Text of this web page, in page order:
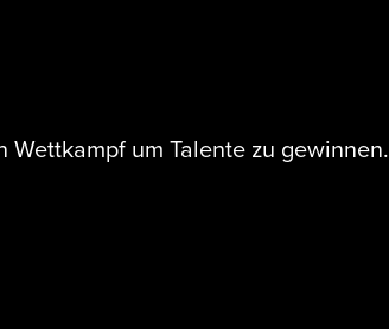
Wettkampf um Talente zu gewinnen.